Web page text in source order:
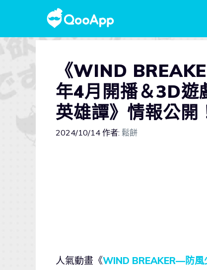
《WIND
年4月開播＆3D
英雄譚》情報公開
2024/10/14 作者: 鬆餅
人氣動畫《WIND BREAKER—防